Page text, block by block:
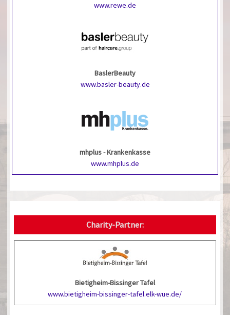
www.rewe.de
BaslerBeauty
www.basler-beauty.de
mhplus - Krankenkasse
www.mhplus.de
Charity-Partner:
Bietigheim-Bissinger Tafel
www.bietigheim-bissinger-tafel.elk-wue.de/